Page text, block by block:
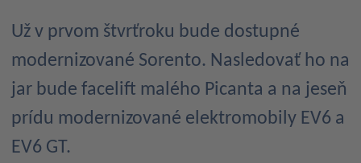
Už v prvom štvrťroku bude dostupné
modernizované Sorento. Nasledovať ho na
jar bude facelift malého Picanta a na jeseň
prídu modernizované elektromobily EV6 a
EV6 GT.